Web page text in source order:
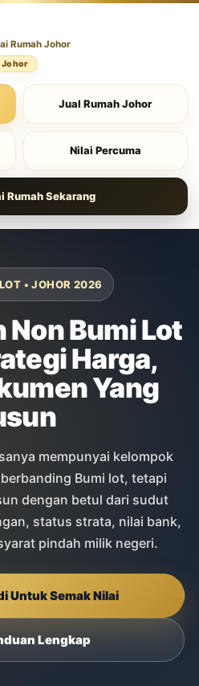
Rumah Johor
Johor
Jual Rumah Johor
Nilai Percuma
Rumah Sekarang
• JOHOR 2026
Non Bumi Lot
Harga,
Yang
mempunyai kelompok
Bumi lot, tetapi
dengan betul dari sudut
status strata, nilai bank,
pindah milik negeri.
Untuk Semak Nilai
Lengkap